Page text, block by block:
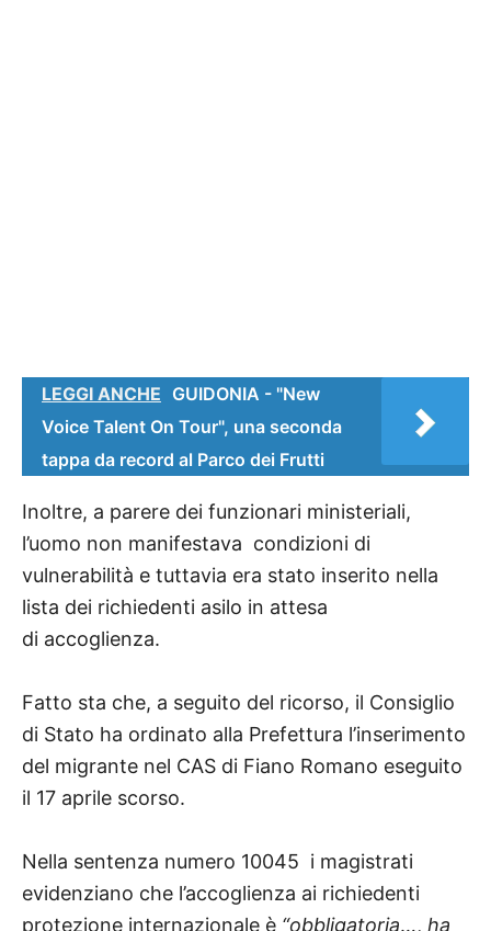
LEGGI ANCHE GUIDONIA - "New
Voice Talent On Tour", una seconda
tappa da record al Parco dei Frutti
Inoltre, a parere dei funzionari ministeriali,
l’uomo non manifestava condizioni di
vulnerabilità e tuttavia era stato inserito nella
lista dei richiedenti asilo in attesa
di accoglienza.
Fatto sta che, a seguito del ricorso, il Consiglio
di Stato ha ordinato alla Prefettura l’inserimento
del migrante nel CAS di Fiano Romano eseguito
il 17 aprile scorso.
Nella sentenza numero 10045 i magistrati
evidenziano che l’accoglienza ai richiedenti
protezione internazionale è “obbligatoria…, ha